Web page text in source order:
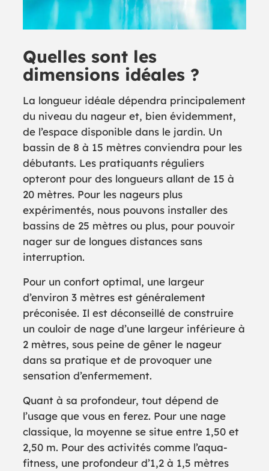
Quelles sont les
dimensions idéales ?
La longueur idéale dépendra principalement
du niveau du nageur et, bien évidemment,
de l’espace disponible dans le jardin. Un
bassin de 8 à 15 mètres conviendra pour les
débutants. Les pratiquants réguliers
opteront pour des longueurs allant de 15 à
20 mètres. Pour les nageurs plus
expérimentés, nous pouvons installer des
bassins de 25 mètres ou plus, pour pouvoir
nager sur de longues distances sans
interruption.
Pour un confort optimal, une largeur
d’environ 3 mètres est généralement
préconisée. Il est déconseillé de construire
un couloir de nage d’une largeur inférieure à
2 mètres, sous peine de gêner le nageur
dans sa pratique et de provoquer une
sensation d’enfermement.
Quant à sa profondeur, tout dépend de
l’usage que vous en ferez. Pour une nage
classique, la moyenne se situe entre 1,50 et
2,50 m. Pour des activités comme l’aqua-
fitness, une profondeur d’1,2 à 1,5 mètres